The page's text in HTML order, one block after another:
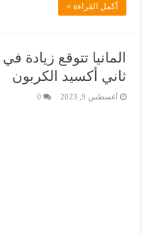
أكمل القراءة »
المانيا تتوقع
ثاني أكسيد الكربون
أغسطس 9, 2023 0